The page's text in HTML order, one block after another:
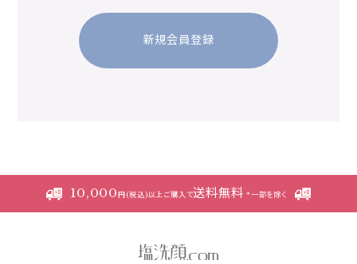
新規会員登録
10,000円(税込)以上ご購入で送料無料 *一部を除く